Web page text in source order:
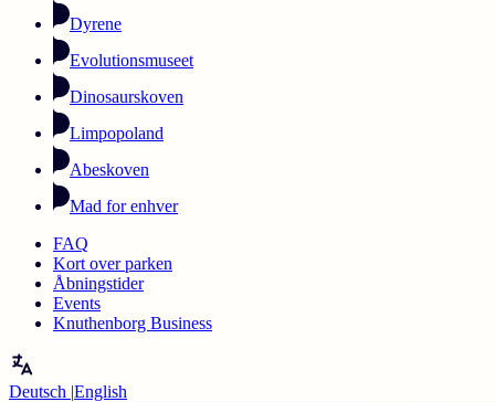
Dyrene
Evolutionsmuseet
Dinosaurskoven
Limpopoland
Abeskoven
Mad for enhver
FAQ
Kort over parken
Åbningstider
Events
Knuthenborg Business
Deutsch |English